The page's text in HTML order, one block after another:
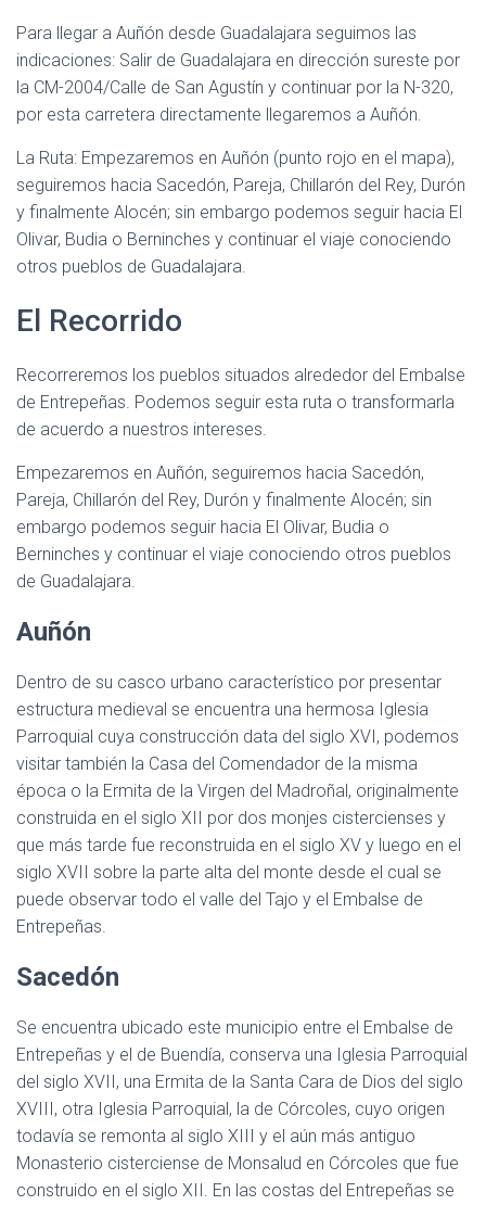
Para llegar a Auñón desde Guadalajara seguimos las
indicaciones: Salir de Guadalajara en dirección sureste por
la CM-2004/Calle de San Agustín y continuar por la N-320,
por esta carretera directamente llegaremos a Auñón.
La Ruta: Empezaremos en Auñón (punto rojo en el mapa),
seguiremos hacia Sacedón, Pareja, Chillarón del Rey, Durón
y finalmente Alocén; sin embargo podemos seguir hacia El
Olivar, Budia o Berninches y continuar el viaje conociendo
otros pueblos de Guadalajara.
El Recorrido
Recorreremos los pueblos situados alrededor del Embalse
de Entrepeñas. Podemos seguir esta ruta o transformarla
de acuerdo a nuestros intereses.
Empezaremos en Auñón, seguiremos hacia Sacedón,
Pareja, Chillarón del Rey, Durón y finalmente Alocén; sin
embargo podemos seguir hacia El Olivar, Budia o
Berninches y continuar el viaje conociendo otros pueblos
de Guadalajara.
Auñón
Dentro de su casco urbano característico por presentar
estructura medieval se encuentra una hermosa Iglesia
Parroquial cuya construcción data del siglo XVI, podemos
visitar también la Casa del Comendador de la misma
época o la Ermita de la Virgen del Madroñal, originalmente
construida en el siglo XII por dos monjes cistercienses y
que más tarde fue reconstruida en el siglo XV y luego en el
siglo XVII sobre la parte alta del monte desde el cual se
puede observar todo el valle del Tajo y el Embalse de
Entrepeñas.
Sacedón
Se encuentra ubicado este municipio entre el Embalse de
Entrepeñas y el de Buendía, conserva una Iglesia Parroquial
del siglo XVII, una Ermita de la Santa Cara de Dios del siglo
XVIII, otra Iglesia Parroquial, la de Córcoles, cuyo origen
todavía se remonta al siglo XIII y el aún más antiguo
Monasterio cisterciense de Monsalud en Córcoles que fue
construido en el siglo XII. En las costas del Entrepeñas se